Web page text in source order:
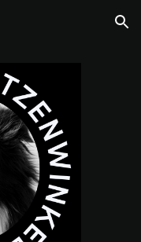
Skip to navigation